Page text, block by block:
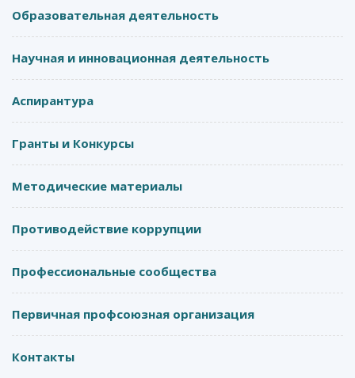
Образовательная деятельность
Научная и инновационная деятельность
Аспирантура
Гранты и Конкурсы
Методические материалы
Противодействие коррупции
Профессиональные сообщества
Первичная профсоюзная организация
Контакты